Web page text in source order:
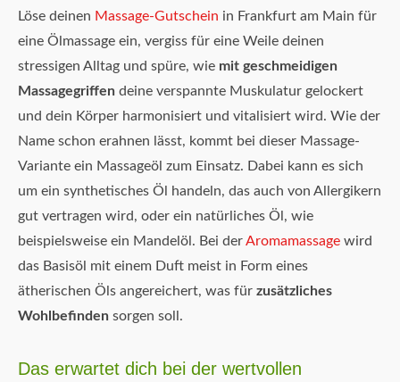
Löse deinen Massage-Gutschein in Frankfurt am Main für
eine Ölmassage ein, vergiss für eine Weile deinen
stressigen Alltag und spüre, wie mit geschmeidigen
Massagegriffen deine verspannte Muskulatur gelockert
und dein Körper harmonisiert und vitalisiert wird. Wie der
Name schon erahnen lässt, kommt bei dieser Massage-
Variante ein Massageöl zum Einsatz. Dabei kann es sich
um ein synthetisches Öl handeln, das auch von Allergikern
gut vertragen wird, oder ein natürliches Öl, wie
beispielsweise ein Mandelöl. Bei derAromamassage wird
das Basisöl mit einem Duft meist in Form eines
ätherischen Öls angereichert, was für zusätzliches
Wohlbefinden sorgen soll.
Das erwartet dich bei der wertvollen